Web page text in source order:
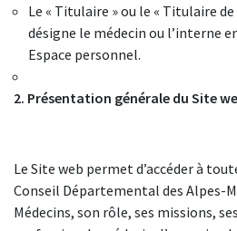
Le « Titulaire » ou le « Titulaire
désigne le médecin ou l’interne
Espace personnel.
2. Présentation générale du Site
Le Site web permet d’accéder à
Conseil Départemental des Alpes-
Médecins, son rôle, ses missions,